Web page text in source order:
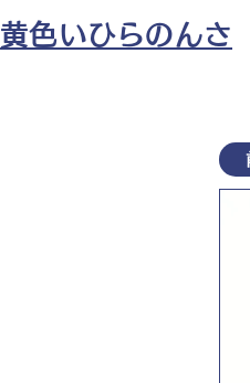
黄色いひらのんさ